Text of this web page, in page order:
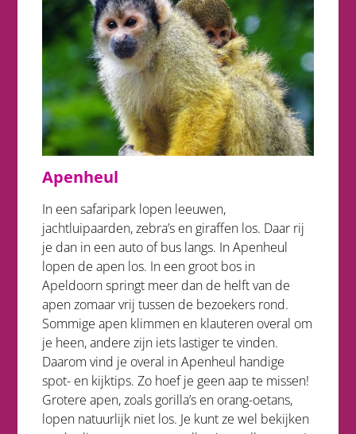
Apenheul
In een safaripark lopen leeuwen,
jachtluipaarden, zebra’s en giraffen los. Daar rij
je dan in een auto of bus langs. In Apenheul
lopen de apen los. In een groot bos in
Apeldoorn springt meer dan de helft van de
apen zomaar vrij tussen de bezoekers rond.
Sommige apen klimmen en klauteren overal om
je heen, andere zijn iets lastiger te vinden.
Daarom vind je overal in Apenheul handige
spot- en kijktips. Zo hoef je geen aap te missen!
Grotere apen, zoals gorilla’s en orang-oetans,
lopen natuurlijk niet los. Je kunt ze wel bekijken